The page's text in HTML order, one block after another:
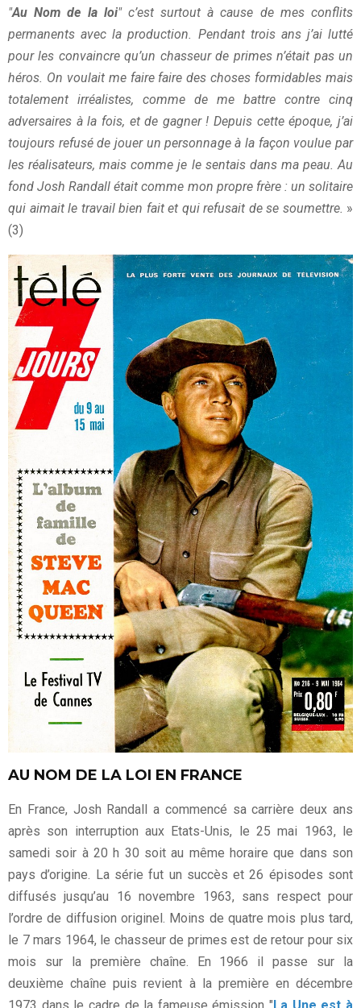
"Au Nom de la loi" c’est surtout à cause de mes conflits
permanents avec la production. Pendant trois ans j’ai lutté
pour les convaincre qu’un chasseur de primes n’était pas un
héros. On voulait me faire faire des choses formidables mais
totalement irréalistes, comme de me battre contre cinq
adversaires à la fois, et de gagner ! Depuis cette époque, j’ai
toujours refusé de jouer un personnage à la façon voulue par
les réalisateurs, mais comme je le sentais dans ma peau. Au
fond Josh Randall était comme mon propre frère : un solitaire
qui aimait le travail bien fait et qui refusait de se soumettre. »
(3)
AU NOM DE LA LOI EN FRANCE
En France, Josh Randall a commencé sa carrière deux ans
après son interruption aux Etats-Unis, le 25 mai 1963, le
samedi soir à 20 h 30 soit au même horaire que dans son
pays d’origine. La série fut un succès et 26 épisodes sont
diffusés jusqu’au 16 novembre 1963, sans respect pour
l’ordre de diffusion originel. Moins de quatre mois plus tard,
le 7 mars 1964, le chasseur de primes est de retour pour six
mois sur la première chaîne. En 1966 il passe sur la
deuxième chaîne puis revient à la première en décembre